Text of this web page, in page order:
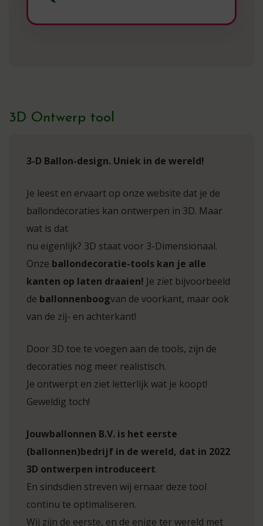
3D Ontwerp tool
3-D Ballon-design. Uniek in de wereld!
Je leest en ervaart op onze website dat je de
ballondecoraties kan ontwerpen in 3D. Maar
wat is dat
nu eigenlijk? 3D staat voor 3-Dimensionaal.
Onze ballondecoratie-tools kan je alle
kanten op laten draaien! Je ziet bijvoorbeeld
de ballonnenboogvan de voorkant, maar ook
van de zij- en achterkant!
Door 3D toe te voegen aan de tools, zijn de
decoraties nog meer realistisch.
Je ontwerpt en ziet letterlijk wat je koopt!
Geweldig toch!
Jouwballonnen B.V. is het eerste
(ballonnen)bedrijf in de wereld, dat in 2022
3D ontwerpen introduceert.
En sindsdien streven wij ernaar deze tool
continu te optimaliseren.
Wij zijn de eerste, en de enige ter wereld met